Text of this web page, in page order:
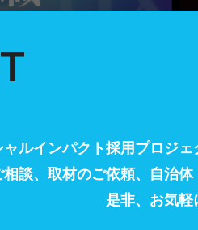
ャルインパクト採用プロジ
相談、取材のご依頼、自治
是非、お気軽